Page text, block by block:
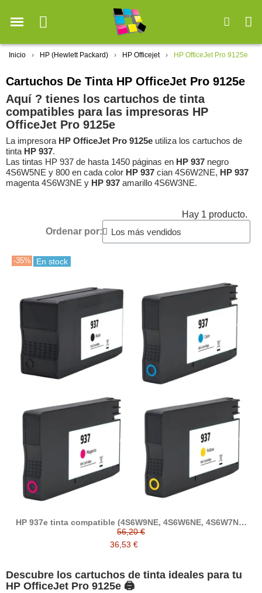
Inicio HP (Hewlett Packard) HP Officejet HP OfficeJet Pro 9125e
Cartuchos De Tinta HP OfficeJet Pro 9125e
Aquí ? tienes los cartuchos de tinta
compatibles para las impresoras HP
OfficeJet Pro 9125e
La impresora HP OfficeJet Pro 9125e utiliza los cartuchos de
tinta HP 937.
Las tintas HP 937 de hasta 1450 páginas en HP 937 negro
4S6W5NE y 800 en cada color HP 937 cian 4S6W2NE, HP 937
magenta 4S6W3NE y HP 937 amarillo 4S6W3NE.
Hay 1 producto.
Ordenar por:
-35% En stock
HP 937e tinta compatible (4S6W9NE, 4S6W6NE, 4S6W7NE,
4S6W8NE)
56,20 €
36,53 €
Descubre los cartuchos de tinta ideales para tu
HP OfficeJet Pro 9125e 🖨️